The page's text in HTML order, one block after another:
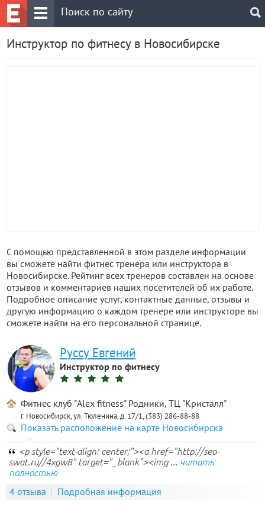
Инструктор по фитнесу в Новосибирске
С помощью представленной в этом разделе информации
вы сможете найти фитнес тренера или инструктора в
Новосибирске. Рейтинг всех тренеров составлен на основе
отзывов и комментариев наших посетителей об их работе.
Подробное описание услуг, контактные данные, отзывы и
другую информацию о каждом тренере или инструкторе вы
сможете найти на его персональной странице.
Руссу Евгений
Инструктор по фитнесу
Фитнес клуб "Alex fitness" Родники, ТЦ "Кристалл"
г. Новосибирск, ул. Тюленина, д. 17/1, (383) 286-88-88
Показать расположение на карте Новосибирска
<p style="text-align: center;"><a href="http://seo-
swat.ru//4xgw8" target="_blank"><img ... читать
полностью
4 отзыва Подробная информация